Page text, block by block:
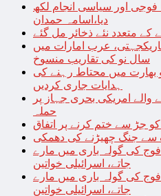
فوجی اور سیاسی انجام لکھ
دیا،اسامہ حمدان
متعدد نئے ذخائر مل گئے
عرب امارات میں
سال نو کی تقاریب منسوخ
بھارت میں محتاط رہنے کی
ہدایات جاری کردیں
امریکی بحری جہاز پر
حملہ
کو جڑ سے ختم کرنے پر اتفاق
سے جنگ چھیڑنے کی دھمکی
کی گولہ باری میں مارے
جاتے، اسرائیلی خواتین
کی گولہ باری میں مارے
جاتے، اسرائیلی خواتین